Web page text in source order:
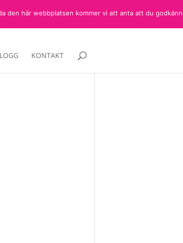
KONTAKT
den här webbplatsen kommer vi att anta att du